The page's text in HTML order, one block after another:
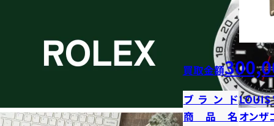
買取金額
ブランドLOUIS
商品名 オンザ